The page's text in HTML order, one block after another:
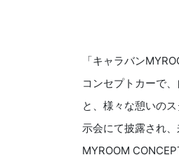
「キャラバン
コンセプトカーで
と、様々な憩いの
示会にて披露され
MYROOM